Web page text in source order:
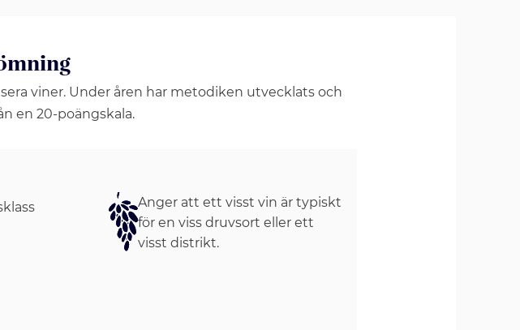
viner. Under åren har metodiken utvecklats och
en 20-poängskala.
Anger att ett visst vin är typiskt
för en viss druvsort eller ett
visst distrikt.